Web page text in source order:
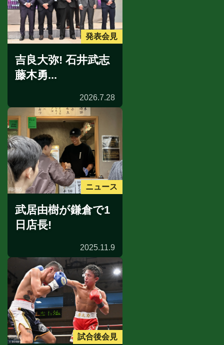
発表会見
吉良大弥! 石井武志
藤木勇...
2026.7.28
ニュース
武居由樹が鎌倉で1
日店長!
2025.11.9
試合後会見